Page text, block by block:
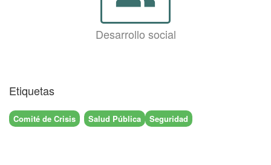
Desarrollo social
Etiquetas
Comité de Crisis Salud Pública Seguridad